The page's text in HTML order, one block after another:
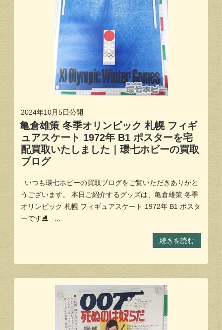
2024年10月5日公開
亀倉雄策 冬季オリンピック 札幌 フィギ
ュアスケート 1972年 B1 ポスターを宅
配買取いたしました｜環七ホビーの買取
ブログ
いつも環七ホビーの買取ブログをご覧いただきありがと
うございます。 本日ご紹介するグッズは、亀倉雄策 冬季
オリンピック 札幌 フィギュアスケート 1972年 B1 ポスタ
ーです⛸ …
続きを読む